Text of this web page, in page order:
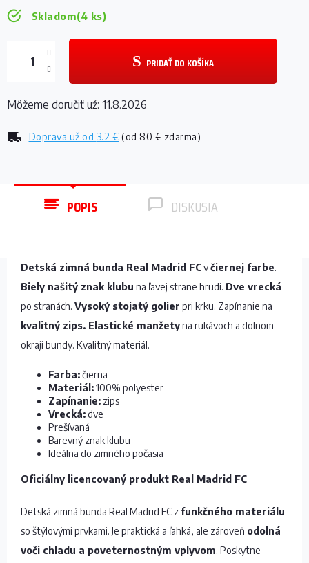
Skladom(4 ks)
Doprava už od 3.2 € (od 80 € zdarma)
PRIDAŤ DO KOŠÍKA
Môžeme doručiť už: 11.8.2026
POPIS DISKUSIA
Detská zimná bunda Real Madrid FCvčiernej farbe.
Biely našitý znak klubu na ľavej strane hrudi. Dve vrecká
po stranách. Vysoký stojatý golier pri krku. Zapínanie na
kvalitný zips. Elastické manžetyna rukávoch a dolnom
okraji bundy. Kvalitný materiál.
Farba:čierna
Materiál:100% polyester
Zapínanie: zips
Vrecká:dve
Prešívaná
Barevný znak klubu
Ideálna do zimného počasia
Oficiálny licencovaný produkt Real Madrid FC
Detská zimná bunda Real Madrid FC z funkčného materiálu
so štýlovými prvkami. Je praktická a ľahká, ale zároveň odolná
voči chladu a poveternostným vplyvom. Poskytne